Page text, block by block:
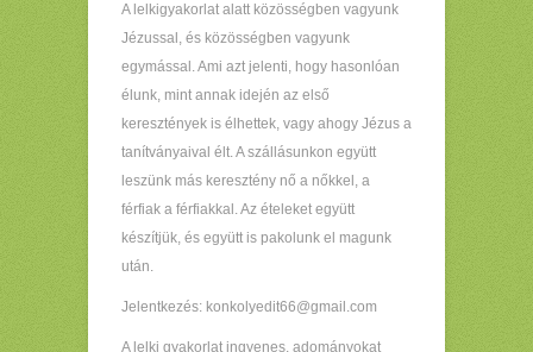
A lelkigyakorlat alatt közösségben vagyunk
Jézussal, és közösségben vagyunk
egymással. Ami azt jelenti, hogy hasonlóan
élunk, mint annak idején az első
keresztények is élhettek, vagy ahogy Jézus a
tanítványaival élt. A szállásunkon együtt
leszünk más keresztény nő a nőkkel, a
férfiak a férfiakkal. Az ételeket együtt
készítjük, és együtt is pakolunk el magunk
után.
Jelentkezés: konkolyedit66@gmail.com
A lelki gyakorlat ingyenes, adományokat